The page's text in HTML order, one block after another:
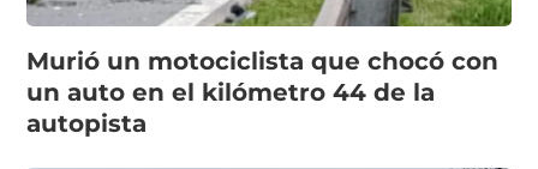
Murió un motociclista que chocó con
un auto en el kilómetro 44 de la
autopista